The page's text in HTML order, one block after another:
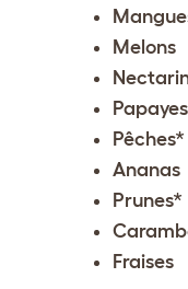
Melons
Papayes
Pêches*
Ananas
Prunes*
Fraises